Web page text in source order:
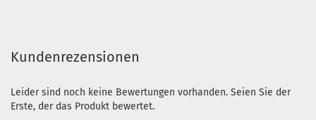
Kundenrezensionen
Leider sind noch keine Bewertungen vorhanden. Seien Sie der
Erste, der das Produkt bewertet.